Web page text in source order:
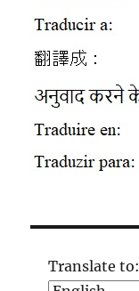
Translate to: